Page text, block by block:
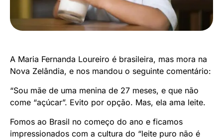
A Maria Fernanda Loureiro é brasileira, mas mora na
Nova Zelândia, e nos mandou o seguinte comentário:
“Sou mãe de uma menina de 27 meses, e que não
come “açúcar”. Evito por opção. Mas, ela ama leite.
Fomos ao Brasil no começo do ano e ficamos
impressionados com a cultura do “leite puro não é